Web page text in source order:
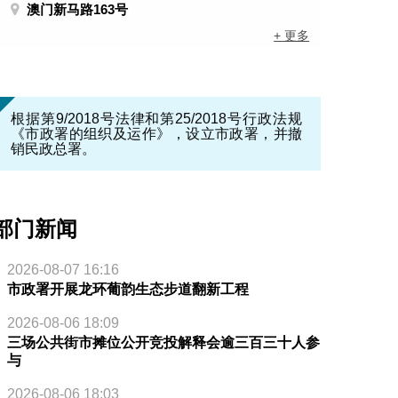
澳门新马路163号
+ 更多
根据第9/2018号法律和第25/2018号行政法规
《市政署的组织及运作》，设立市政署，并撤
销民政总署。
门新闻
2026-08-07 16:16
市政署开展龙环葡韵生态步道翻新工程
2026-08-06 18:09
三场公共街市摊位公开竞投解释会逾三百三十人参
与
2026-08-06 18:03